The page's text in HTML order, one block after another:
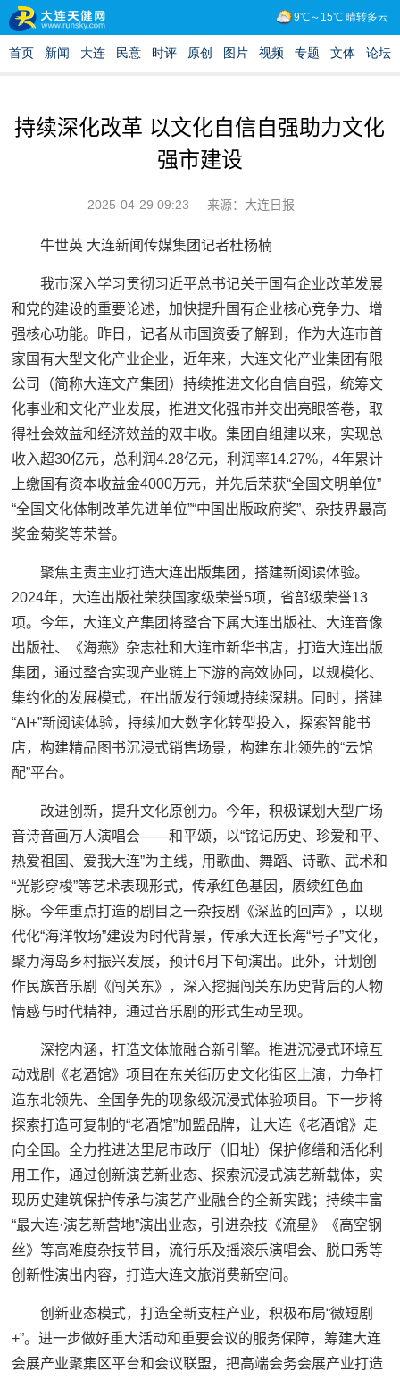
持续深化改革 以文化自信自强助力文化
强市建设
2025-04-29 09:23 来源：大连日报
牛世英 大连新闻传媒集团记者杜杨楠
我市深入学习贯彻习近平总书记关于国有企业改革发展
和党的建设的重要论述，加快提升国有企业核心竞争力、增
强核心功能。昨日，记者从市国资委了解到，作为大连市首
家国有大型文化产业企业，近年来，大连文化产业集团有限
公司（简称大连文产集团）持续推进文化自信自强，统筹文
化事业和文化产业发展，推进文化强市并交出亮眼答卷，取
得社会效益和经济效益的双丰收。集团自组建以来，实现总
收入超30亿元，总利润4.28亿元，利润率14.27%，4年累计
上缴国有资本收益金4000万元，并先后荣获“全国文明单位”
“全国文化体制改革先进单位”“中国出版政府奖”、杂技界最高
奖金菊奖等荣誉。
聚焦主责主业打造大连出版集团，搭建新阅读体验。
2024年，大连出版社荣获国家级荣誉5项，省部级荣誉13
项。今年，大连文产集团将整合下属大连出版社、大连音像
出版社、《海燕》杂志社和大连市新华书店，打造大连出版
集团，通过整合实现产业链上下游的高效协同，以规模化、
集约化的发展模式，在出版发行领域持续深耕。同时，搭建
“AI+”新阅读体验，持续加大数字化转型投入，探索智能书
店，构建精品图书沉浸式销售场景，构建东北领先的“云馆
配”平台。
改进创新，提升文化原创力。今年，积极谋划大型广场
音诗音画万人演唱会——和平颂，以“铭记历史、珍爱和平、
热爱祖国、爱我大连”为主线，用歌曲、舞蹈、诗歌、武术和
“光影穿梭”等艺术表现形式，传承红色基因，赓续红色血
脉。今年重点打造的剧目之一杂技剧《深蓝的回声》，以现
代化“海洋牧场”建设为时代背景，传承大连长海“号子”文化，
聚力海岛乡村振兴发展，预计6月下旬演出。此外，计划创
作民族音乐剧《闯关东》，深入挖掘闯关东历史背后的人物
情感与时代精神，通过音乐剧的形式生动呈现。
深挖内涵，打造文体旅融合新引擎。推进沉浸式环境互
动戏剧《老酒馆》项目在东关街历史文化街区上演，力争打
造东北领先、全国争先的现象级沉浸式体验项目。下一步将
探索打造可复制的“老酒馆”加盟品牌，让大连《老酒馆》走
向全国。全力推进达里尼市政厅（旧址）保护修缮和活化利
用工作，通过创新演艺新业态、探索沉浸式演艺新载体，实
现历史建筑保护传承与演艺产业融合的全新实践；持续丰富
“最大连·演艺新营地”演出业态，引进杂技《流星》《高空钢
丝》等高难度杂技节目，流行乐及摇滚乐演唱会、脱口秀等
创新性演出内容，打造大连文旅消费新空间。
创新业态模式，打造全新支柱产业，积极布局“微短剧
+”。进一步做好重大活动和重要会议的服务保障，筹建大连
会展产业聚集区平台和会议联盟，把高端会务会展产业打造